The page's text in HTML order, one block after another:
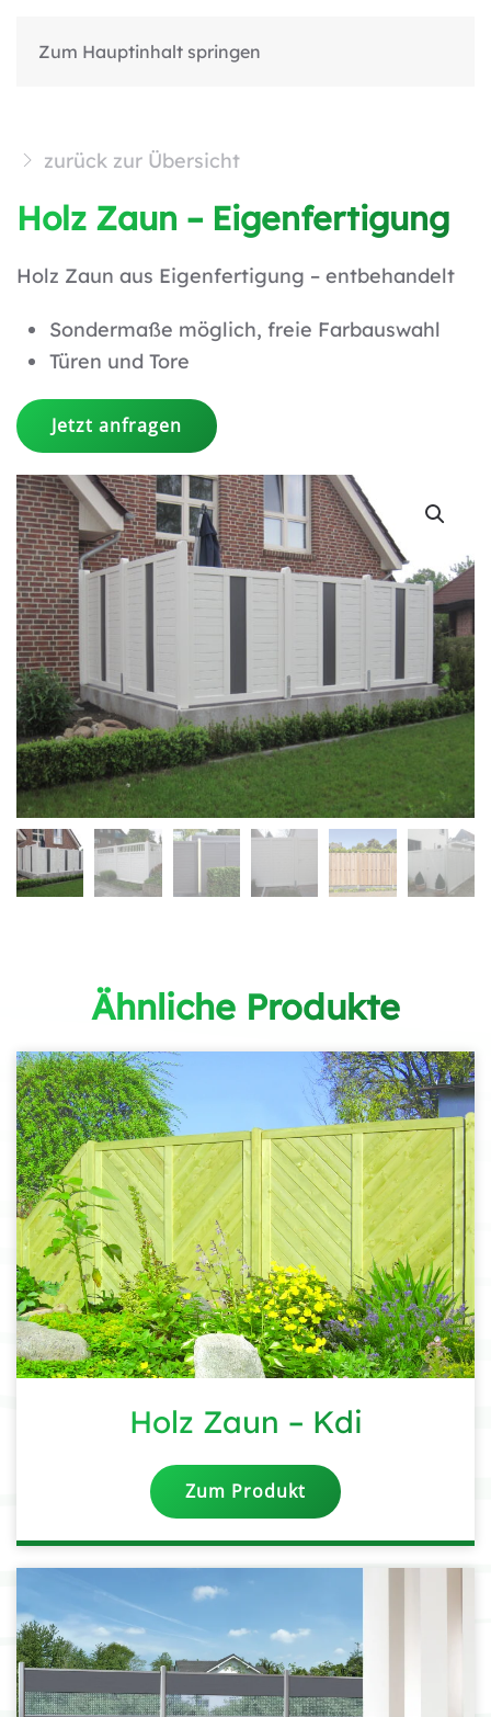
Zum Hauptinhalt springen
zurück zur Übersicht
Holz Zaun – Eigenfertigung
Holz Zaun aus Eigenfertigung – entbehandelt
Sondermaße möglich, freie Farbauswahl
Türen und Tore
Jetzt anfragen
Ähnliche Produkte
Holz Zaun – Kdi
Zum Produkt